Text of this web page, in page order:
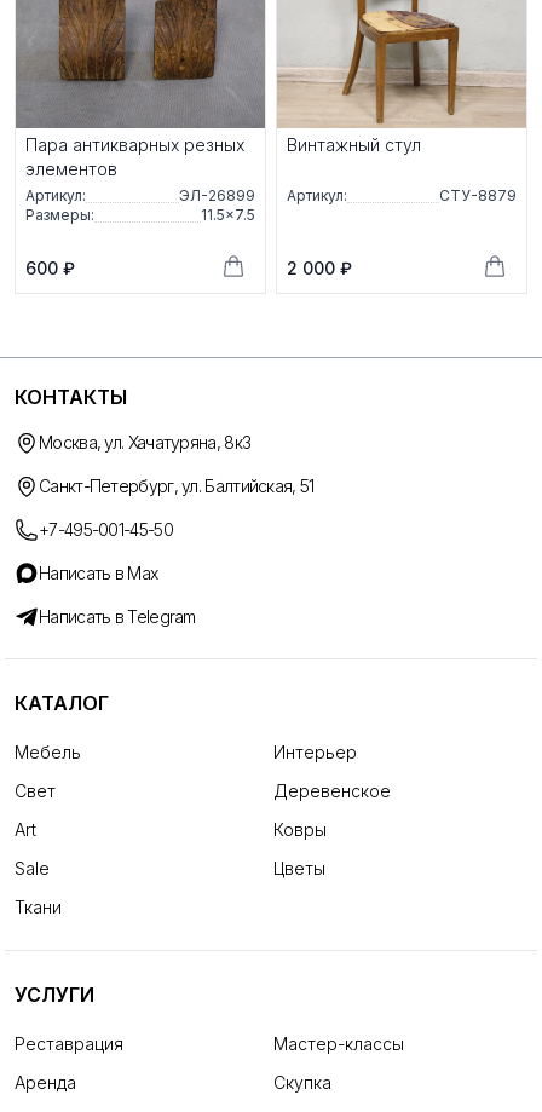
Пара антикварных резных
элементов
Артикул:
ЭЛ-26899
Размеры:
11.5×7.5
600 ₽
Винтажный стул
Артикул: СТУ-8879
2 000 ₽
КОНТАКТЫ
Москва, ул. Хачатуряна, 8к3
Санкт-Петербург, ул. Балтийская, 51
+7-495-001-45-50
Написать в Max
Написать в Telegram
КАТАЛОГ
Мебель
Интерьер
Свет
Деревенское
Art
Ковры
Sale
Цветы
Ткани
УСЛУГИ
Реставрация
Мастер-классы
Аренда
Скупка